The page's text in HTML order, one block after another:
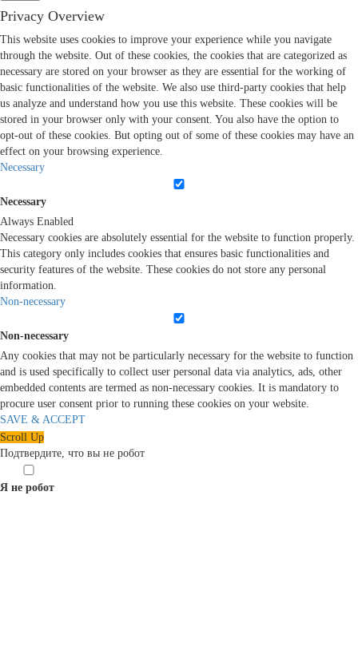
Privacy Overview
This website uses cookies to improve your experience while you navigate
through the website. Out of these cookies, the cookies that are categorized as
necessary are stored on your browser as they are essential for the working of
basic functionalities of the website. We also use third-party cookies that help
us analyze and understand how you use this website. These cookies will be
stored in your browser only with your consent. You also have the option to
opt-out of these cookies. But opting out of some of these cookies may have an
effect on your browsing experience.
Necessary
Necessary
Always Enabled
Necessary cookies are absolutely essential for the website to function properly.
This category only includes cookies that ensures basic functionalities and
security features of the website. These cookies do not store any personal
information.
Non-necessary
Non-necessary
Any cookies that may not be particularly necessary for the website to function
and is used specifically to collect user personal data via analytics, ads, other
embedded contents are termed as non-necessary cookies. It is mandatory to
procure user consent prior to running these cookies on your website.
SAVE & ACCEPT
Scroll Up
Подтвердите, что вы не робот
Я не робот